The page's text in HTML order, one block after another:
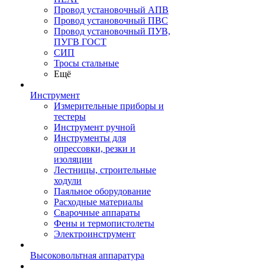
Провод установочный АПВ
Провод установочный ПВС
Провод установочный ПУВ,
ПУГВ ГОСТ
СИП
Тросы стальные
Ещё
Инструмент
Измерительные приборы и
тестеры
Инструмент ручной
Инструменты для
опрессовки, резки и
изоляции
Лестницы, строительные
ходули
Паяльное оборудование
Расходные материалы
Сварочные аппараты
Фены и термопистолеты
Электроинструмент
Высоковольтная аппаратура